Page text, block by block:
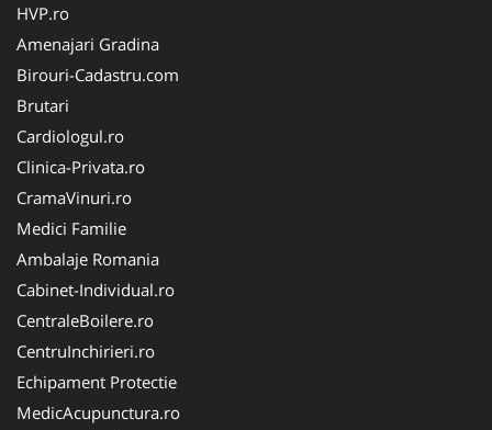
HVP.ro
Amenajari Gradina
Birouri-Cadastru.com
Brutari
Cardiologul.ro
Clinica-Privata.ro
CramaVinuri.ro
Medici Familie
Ambalaje Romania
Cabinet-Individual.ro
CentraleBoilere.ro
CentruInchirieri.ro
Echipament Protectie
MedicAcupunctura.ro